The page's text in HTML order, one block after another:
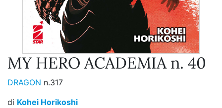
MY HERO ACADEMIA n. 40
DRAGON n.317
di Kohei Horikoshi